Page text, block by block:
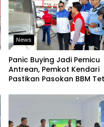
News
Panic Buying Jadi Pemicu
Antrean, Pemkot Kendari
Pastikan Pasokan BBM